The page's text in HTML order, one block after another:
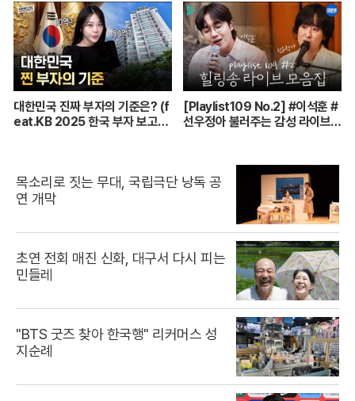
7.22 방송)
대한민국 진짜 부자의 기준은? (f
eat.KB 2025 한국 부자 보고
[Playlist109 No.2] #이석훈 #
선우정아 불러주는 감성 라이브
목소리로 짓는 무대, 국립극단 낭독 공
연 개막
초연 전회 매진 신화, 대구서 다시 피는
민들레
"BTS 굿즈 찾아 한국행" 리커머스 성
지순례